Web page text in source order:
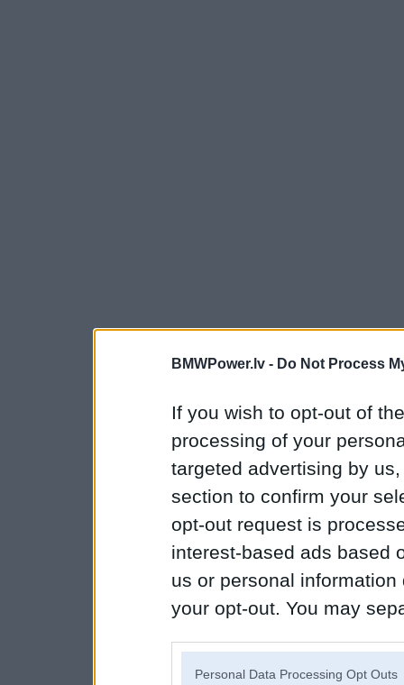
BMWPower.lv - Do Not Process
If you wish to opt-out of
processing of your
targeted advertising by
section to confirm your
opt-out request is
interest-based ads based
us or personal
your opt-out. You may
Personal Data Processing Opt Outs